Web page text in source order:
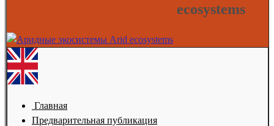
ecosystems
Главная
Предварительная публикация